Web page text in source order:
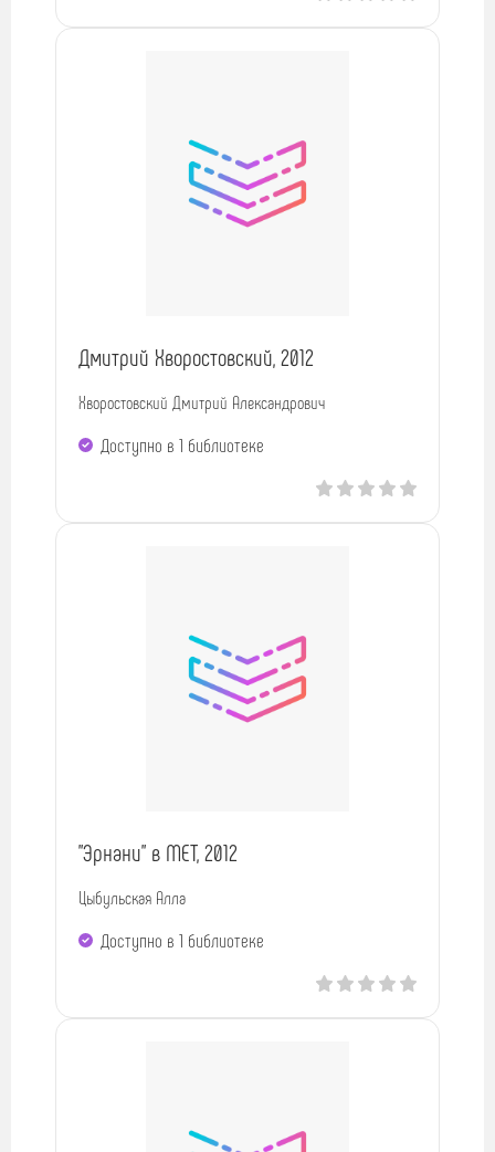
Дмитрий Хворостовский, 2012
Хворостовский Дмитрий Александрович
Доступно в 1 библиотекe
"Эрнани" в MET, 2012
Цыбульская Алла
Доступно в 1 библиотекe